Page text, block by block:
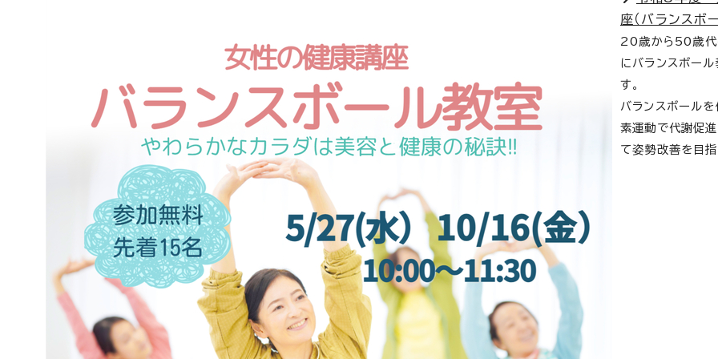
座（バランスボ
20歳から50歳代
にバランスボー
す。
バランスボール
素運動で代謝促
て姿勢改善を目